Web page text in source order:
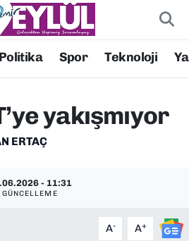
Politika Spor Teknoloji
yakışmıyor
ERTAÇ
- 11:31
GÜNCELLEME
A- A+
Haritası